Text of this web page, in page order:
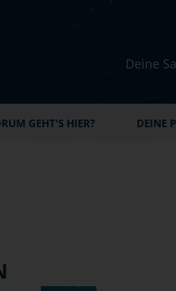
Deine
GEHT'S HIER? DEINE